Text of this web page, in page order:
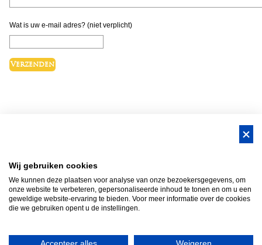
Wat is uw e-mail adres? (niet verplicht)
Teambuilding Brabant Groepsuitje Brabant Teamuitje Brabant
Bedrijfsuitje Brabant Heisessie Brabant
Wij gebruiken cookies
We kunnen deze plaatsen voor analyse van onze bezoekersgegevens, om
onze website te verbeteren, gepersonaliseerde inhoud te tonen en om u een
geweldige website-ervaring te bieden. Voor meer informatie over de cookies
die we gebruiken opent u de instellingen.